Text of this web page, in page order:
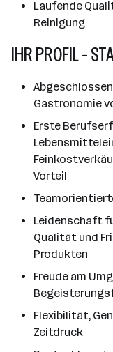
Laufende
Reinigung
IHR PROFIL -
Gastronomie
Erste
Vorteil
Leidenschaft
Qualität und
Produkten
Freude am
Flexibilität,
Zeitdruck